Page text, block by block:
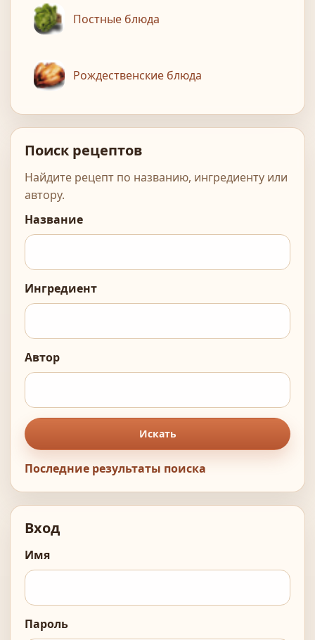
Постные блюда
Рождественские блюда
Поиск рецептов
Найдите рецепт по названию, ингредиенту или
автору.
Название
Ингредиент
Автор
Искать
Последние результаты поиска
Вход
Имя
Пароль